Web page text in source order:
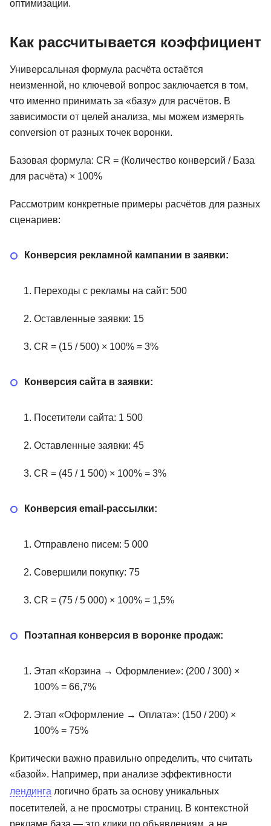
оптимизации.
Как рассчитывается коэффициент
Универсальная формула расчёта остаётся
неизменной, но ключевой вопрос заключается в том,
что именно принимать за «базу» для расчётов. В
зависимости от целей анализа, мы можем измерять
conversion от разных точек воронки.
Базовая формула: CR = (Количество конверсий / База
для расчёта) × 100%
Рассмотрим конкретные примеры расчётов для разных
сценариев:
Конверсия рекламной кампании в заявки:
Переходы с рекламы на сайт: 500
Оставленные заявки: 15
CR = (15 / 500) × 100% = 3%
Конверсия сайта в заявки:
Посетители сайта: 1 500
Оставленные заявки: 45
CR = (45 / 1 500) × 100% = 3%
Конверсия email-рассылки:
Отправлено писем: 5 000
Совершили покупку: 75
CR = (75 / 5 000) × 100% = 1,5%
Поэтапная конверсия в воронке продаж:
Этап «Корзина → Оформление»: (200 / 300) ×
100% = 66,7%
Этап «Оформление → Оплата»: (150 / 200) ×
100% = 75%
Критически важно правильно определить, что считать
«базой». Например, при анализе эффективности
лендинга логично брать за основу уникальных
посетителей, а не просмотры страниц. В контекстной